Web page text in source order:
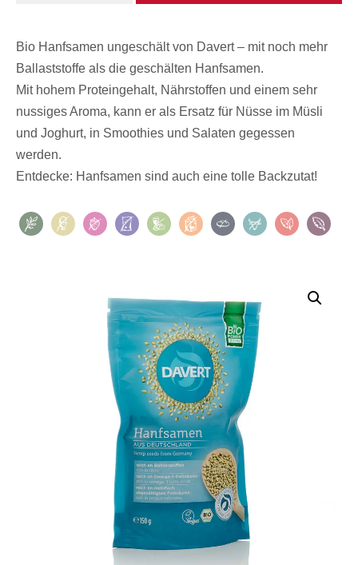
Bio Hanfsamen ungeschält von Davert – mit noch mehr
Ballaststoffe als die geschälten Hanfsamen.
Mit hohem Proteingehalt, Nährstoffen und einem sehr
nussiges Aroma, kann er als Ersatz für Nüsse im Müsli
und Joghurt, in Smoothies und Salaten gegessen
werden.
Entdecke: Hanfsamen sind auch eine tolle Backzutat!